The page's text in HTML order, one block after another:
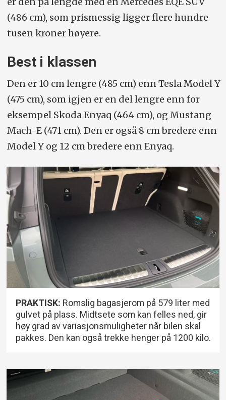
(486 cm), som prismessig ligger flere hundre
tusen kroner høyere.
Best i klassen
Den er 10 cm lengre (485 cm) enn Tesla Model Y
(475 cm), som igjen er en del lengre enn for
eksempel Skoda Enyaq (464 cm), og Mustang
Mach-E (471 cm). Den er også 8 cm bredere enn
Model Y og 12 cm bredere enn Enyaq.
PRAKTISK: Romslig bagasjerom på 579 liter med
gulvet på plass. Midtsete som kan felles ned, gir
høy grad av variasjonsmuligheter når bilen skal
pakkes. Den kan også trekke henger på 1200 kilo.